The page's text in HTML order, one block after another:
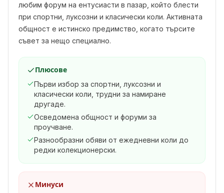
любим форум на ентусиасти в пазар, който блести
при спортни, луксозни и класически коли. Активната
общност е истинско предимство, когато търсите
съвет за нещо специално.
Плюсове
Първи избор за спортни, луксозни и
класически коли, трудни за намиране
другаде.
Осведомена общност и форуми за
проучване.
Разнообразни обяви от ежедневни коли до
редки колекционерски.
Минуси